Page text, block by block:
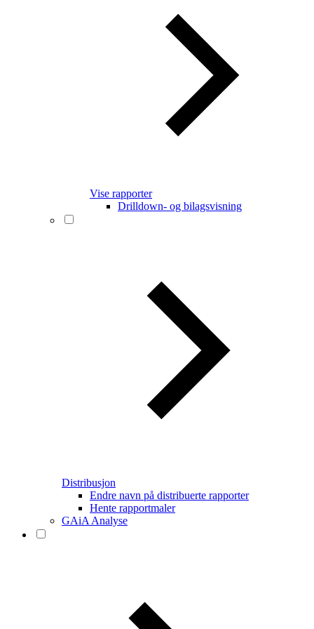
Vise rapporter
Drilldown- og bilagsvisning
Distribusjon
Endre navn på distribuerte rapporter
Hente rapportmaler
GAiA Analyse